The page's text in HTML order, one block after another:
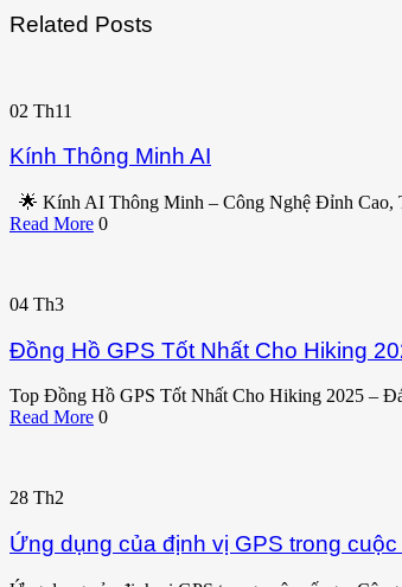
Related Posts
02 Th11
Kính Thông Minh AI
🌟 Kính AI Thông Minh – Công Nghệ Đỉnh Cao,
Read More 0
04 Th3
Đồng Hồ GPS Tốt Nhất Cho Hiking
Top Đồng Hồ GPS Tốt Nhất Cho Hiking 2025 –
Read More 0
28 Th2
Ứng dụng của định vị GPS trong